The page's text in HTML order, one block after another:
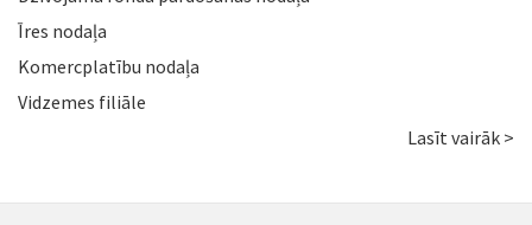
Īres nodaļa
Komercplatību nodaļa
Vidzemes filiāle
Lasīt vairāk >